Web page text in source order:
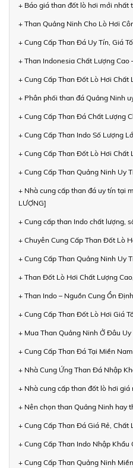
+ Báo giá than đốt lò hơi mới nhất
+ Than Quảng Ninh Cho Lò Hơi
+ Cung Cấp Than Đá Uy Tín, Giá
+ Than Indonesia Chất Lượng Cao
+ Cung Cấp Than Đốt Lò Hơi Chất
+ Phân phối than đá Quảng Ninh
+ Cung Cấp Than Đá Chất Lượng
+ Cung Cấp Than Indo Số Lượng
+ Cung Cấp Than Đốt Lò Hơi Chất
+ Cung Cấp Than Quảng Ninh Uy
+ Nhà cung cấp than đá uy tín tại
LƯỢNG]
+ Cung cấp than Indo chất lượng,
+ Chuyên Cung Cấp Than Đốt Lò
+ Cung Cấp Than Quảng Ninh Uy
+ Than Đốt Lò Hơi Chất Lượng
+ Than Indo – Nguồn Cung Ổn
+ Cung Cấp Than Đốt Lò Hơi Giá
+ Mua Than Quảng Ninh Ở Đâu Uy
+ Cung Cấp Than Đá Tại Miền
+ Nhà Cung Ứng Than Đá Nhập
+ Nhà cung cấp than đốt lò hơi
+ Nên chọn than Quảng Ninh hay
+ Cung Cấp Than Đá Giá Rẻ, Chất
+ Cung Cấp Than Indo Nhập Khẩu
+ Cung Cấp Than Quảng Ninh